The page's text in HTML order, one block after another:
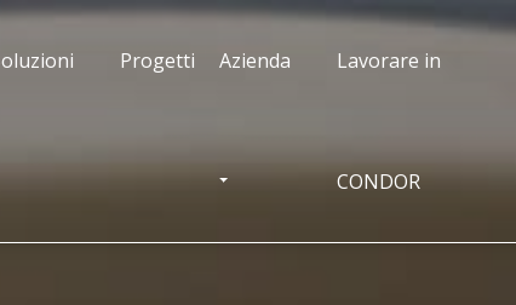
Progetti Azienda
TOGGLE DROPDOWN
Lavorare in
CONDOR